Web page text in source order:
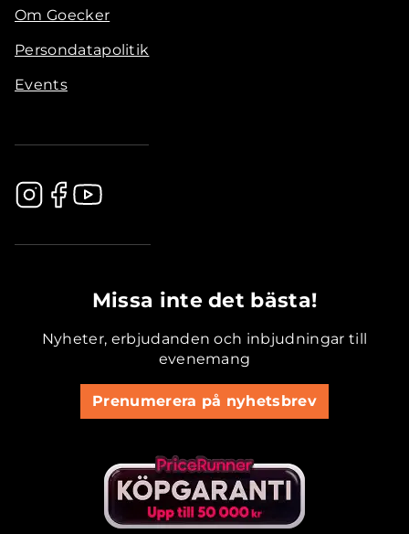
Om Goecker
Persondatapolitik
Events
Missa inte det bästa!
Nyheter, erbjudanden och inbjudningar till
evenemang
Prenumerera på nyhetsbrev